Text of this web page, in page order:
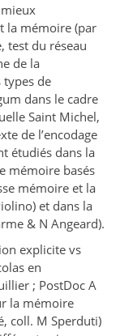
la mémoire (par
test du réseau
de la
de
dans le cadre
Saint Michel,
de l’encodage
étudiés dans la
mémoire basés
mémoire et la
et dans la
& N Angeard).
explicite vs
en
; PostDoc A
la mémoire
coll. M Sperduti)